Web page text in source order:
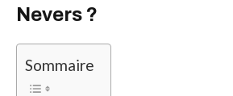
Nevers ?
Sommaire